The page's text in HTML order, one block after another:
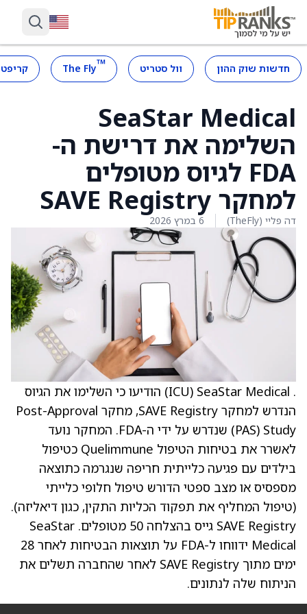
חדשות שוק ההון וול סטריט ™
The Fly
SeaStar Medical
השלימה את דרישת ה-
FDA לגיוס מטופלים
למחקר SAVE Registry
דה פליי (TheFly) 6 במרץ 2026
. SeaStar Medical ‏(ICU) הודיעו כי השלימו את הגיוס
הנדרש למחקר SAVE Registry, מחקר Post-Approval
Study ‏(PAS) שנדרש על ידי ה-FDA. המחקר נועד
לאשרר את בטיחות הטיפול Quelimmune כטיפול
בילדים עם פגיעה כלייתית חריפה שנגרמה כתוצאה
מספסיס או מצב ספטי הדורש טיפול חלופי כלייתי
(טיפול המחליף את תפקוד הכליות התקין, כגון דיאליזה).
SAVE Registry גייס בהצלחה 50 מטופלים. SeaStar
Medical ידווחו ל-FDA על תוצאות הבטיחות לאחר 28
ימים מתוך SAVE Registry לאחר שהחברה תשלים את
הניתוח שלה לנתונים.